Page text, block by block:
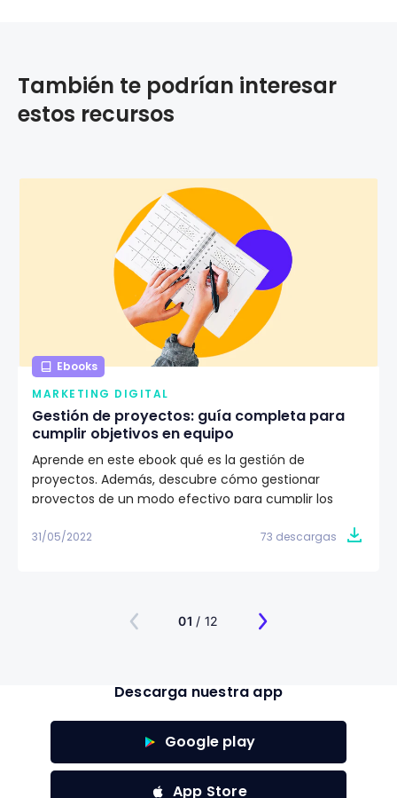
También te podrían interesar
estos recursos
Ebooks
MARKETING DIGITAL
Gestión de proyectos: guía completa para
cumplir objetivos en equipo
Aprende en este ebook qué es la gestión de
proyectos. Además, descubre cómo gestionar
proyectos de un modo efectivo para cumplir los
31/05/2022 73 descargas
01 / 12
Descarga nuestra app
Google play
App Store